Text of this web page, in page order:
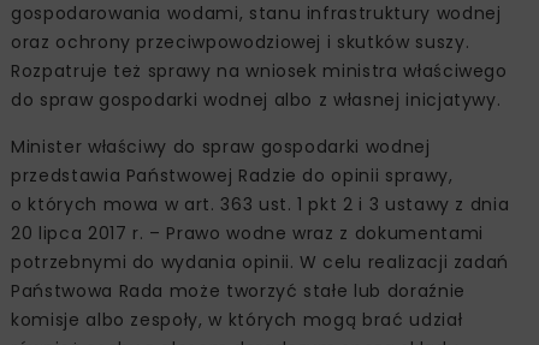
gospodarowania wodami, stanu infrastruktury wodnej
oraz ochrony przeciwpowodziowej i skutków suszy.
Rozpatruje też sprawy na wniosek ministra właściwego
do spraw gospodarki wodnej albo z własnej inicjatywy.
Minister właściwy do spraw gospodarki wodnej
przedstawia Państwowej Radzie do opinii sprawy,
o których mowa w art. 363 ust. 1 pkt 2 i 3 ustawy z dnia
20 lipca 2017 r. – Prawo wodne wraz z dokumentami
potrzebnymi do wydania opinii. W celu realizacji zadań
Państwowa Rada może tworzyć stałe lub doraźnie
komisje albo zespoły, w których mogą brać udział